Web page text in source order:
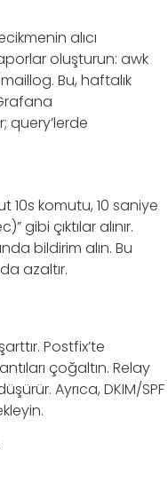
alıcı
oluşturun: awk
Bu, haftalık
query’lerde
komutu, 10 saniye
gibi çıktılar alınır.
bildirim alın. Bu
azaltır.
Postfix’te
çoğaltın. Relay
Ayrıca, DKIM/SPF